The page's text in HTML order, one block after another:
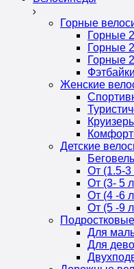
Горные
Горные
Горные
Горные
Фэтбайки
Женские
Детские
От (1.5-3
От (3- 5
От (4 -6
От (5 -9
Для
Для